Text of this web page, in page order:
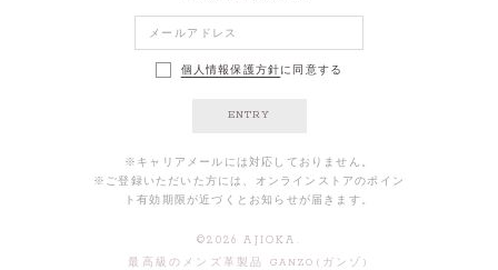
個人情報保護方針に同意する
ENTRY
※キャリアメールには対応しておりません。
※ご登録いただいた方には、オンラインストアのポイン
ト有効期限が近づくとお知らせが届きます。
©2026 AJIOKA.
最高級のメンズ革製品 GANZO(ガンゾ)